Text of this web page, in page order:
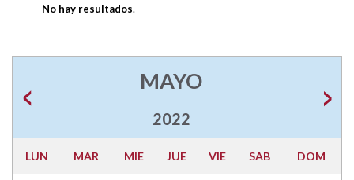
No hay resultados.
MAYO
2022
LUN MAR MIE JUE VIE SAB DOM